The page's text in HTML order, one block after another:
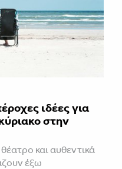
ιδέες για
στην
και αυθεντικά
έξω